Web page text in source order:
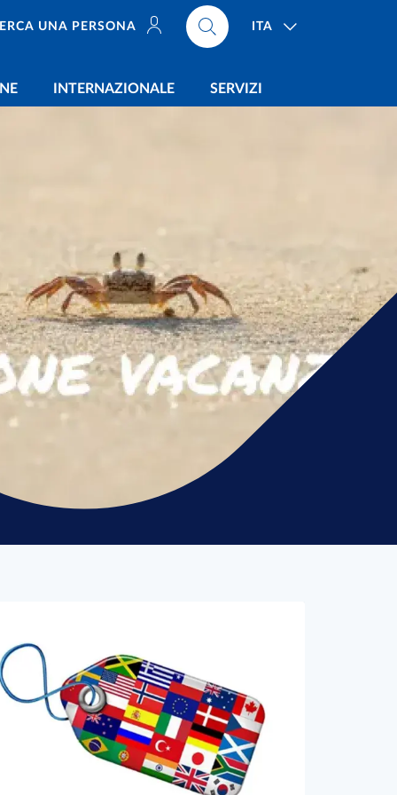
UNA PERSONA ITA
INTERNAZIONALE SERVIZI
di Studî Politici e